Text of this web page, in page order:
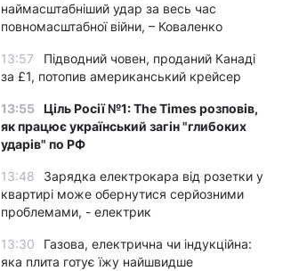
наймасштабніший удар за весь час
повномасштабної війни, – Коваленко
13:57
Підводний човен, проданий Канаді
за £1, потопив американський крейсер
13:55 Ціль Росії №1: The Times розповів,
як працює український загін "глибоких
ударів" по РФ
13:48
Зарядка електрокара від розетки у
квартирі може обернутися серйозними
проблемами, - електрик
13:30
Газова, електрична чи індукційна:
яка плита готує їжу найшвидше